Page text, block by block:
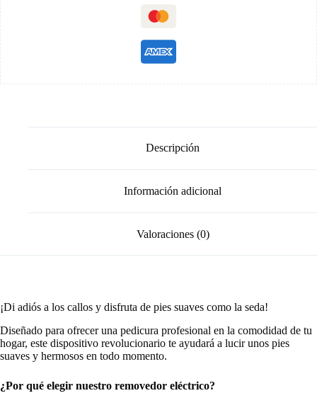
Descripción
Información adicional
Valoraciones (0)
¡Di adiós a los callos y disfruta de pies suaves como la seda!
Diseñado para ofrecer una pedicura profesional en la comodidad de tu
hogar, este dispositivo revolucionario te ayudará a lucir unos pies
suaves y hermosos en todo momento.
¿Por qué elegir nuestro removedor eléctrico?